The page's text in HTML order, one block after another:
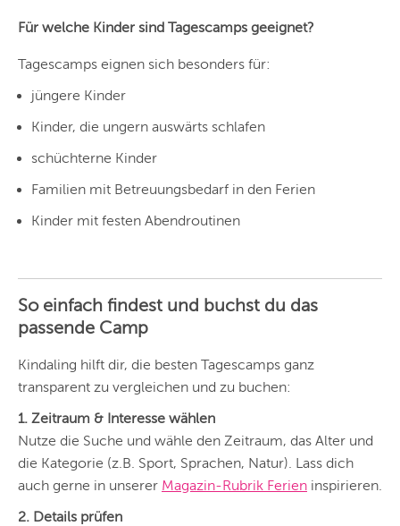
Für welche Kinder sind Tagescamps geeignet?
Tagescamps eignen sich besonders für:
jüngere Kinder
Kinder, die ungern auswärts schlafen
schüchterne Kinder
Familien mit Betreuungsbedarf in den Ferien
Kinder mit festen Abendroutinen
So einfach findest und buchst du das
passende Camp
Kindaling hilft dir, die besten Tagescamps ganz
transparent zu vergleichen und zu buchen:
1. Zeitraum & Interesse wählen
Nutze die Suche und wähle den Zeitraum, das Alter und
die Kategorie (z.B. Sport, Sprachen, Natur). Lass dich
auch gerne in unserer Magazin-Rubrik Ferien inspirieren.
2. Details prüfen